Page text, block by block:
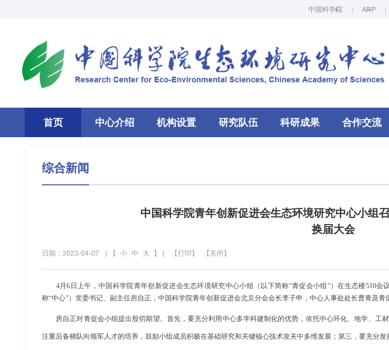
中国科学院 ARP
首页 中心介绍 机构设置 研究队伍 科研成果 合作交流
综合新闻
中国科学院青年创新促进会生态环境研究中心小组
换届大会
日期：2023-04-07 | 【 小 中 大 】 | 【打印】 【关闭】
4月6 日上午，中国科学院青年创新促进会生态环境研究中心小组（以下简称“青促会小组 ”）在生态楼510会
称“中心”）党委书记、副主任房自正，中国科学院青年创新促进会北京分会会长李子申，中心人事处处长曹青及
房自正对青促会小组提出殷切期望。首先，要充分利用中心多学科建制化的优势，依托中心环化、地学、
注重后备梯队向领军人才的培养，鼓励小组成员积极在基础研究和关键核心技术攻关中多维发展；第三，要充分